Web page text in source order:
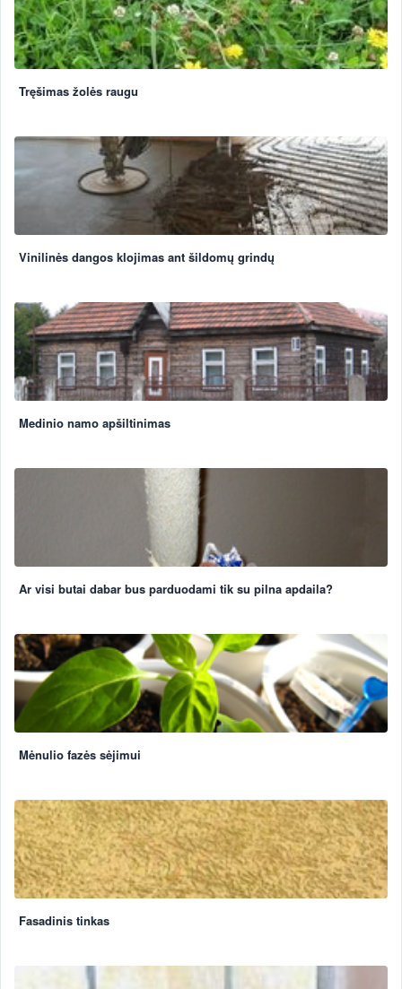
Tręšimas žolės raugu
Vinilinės dangos klojimas ant šildomų grindų
Medinio namo apšiltinimas
Ar visi butai dabar bus parduodami tik su pilna apdaila?
Mėnulio fazės sėjimui
Fasadinis tinkas